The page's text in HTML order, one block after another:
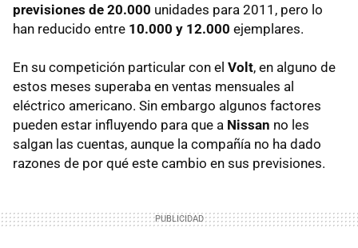
previsiones de 20.000 unidades para 2011, pero lo
han reducido entre 10.000 y 12.000 ejemplares.
En su competición particular con el Volt, en alguno de
estos meses superaba en ventas mensuales al
eléctrico americano. Sin embargo algunos factores
pueden estar influyendo para que a Nissan no les
salgan las cuentas, aunque la compañía no ha dado
razones de por qué este cambio en sus previsiones.